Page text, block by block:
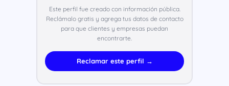
Este perfil fue creado con información pública.
Reclámalo gratis y agrega tus datos de contacto
para que clientes y empresas puedan
encontrarte.
Reclamar este perfil →